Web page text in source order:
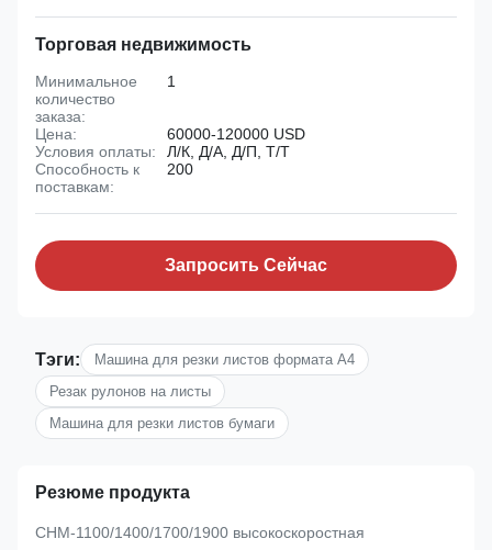
Торговая недвижимость
Минимальное
количество
заказа:
1
Цена:
60000-120000 USD
Условия оплаты:
Л/К, Д/А, Д/П, Т/Т
Способность к
поставкам:
200
Запросить Сейчас
Тэги:
Машина для резки листов формата A4
Резак рулонов на листы
Машина для резки листов бумаги
Резюме продукта
CHM-1100/1400/1700/1900 высокоскоростная